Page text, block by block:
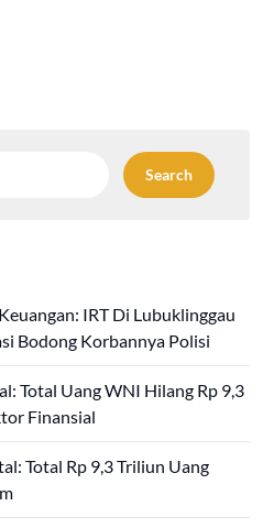
IRT Di Lubuklinggau
Bodong Korbannya Polisi
Total Uang WNI Hilang Rp 9,3
Finansial
Total Rp 9,3 Triliun Uang